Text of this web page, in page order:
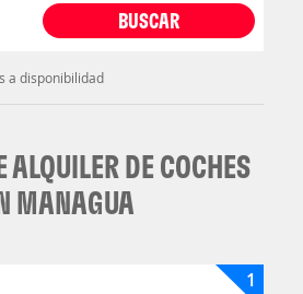
BUSCAR
a disponibilidad
DE COCHES
MANAGUA
1